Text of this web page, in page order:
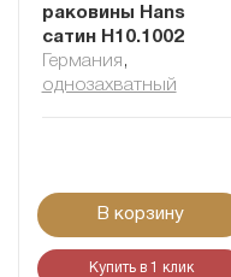
раковины Hans
сатин H10.1002
Германия ,
однозахватный
В корзину
Купить в 1 клик